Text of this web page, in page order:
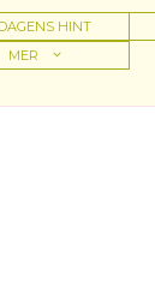
DAGENS HINT
MER